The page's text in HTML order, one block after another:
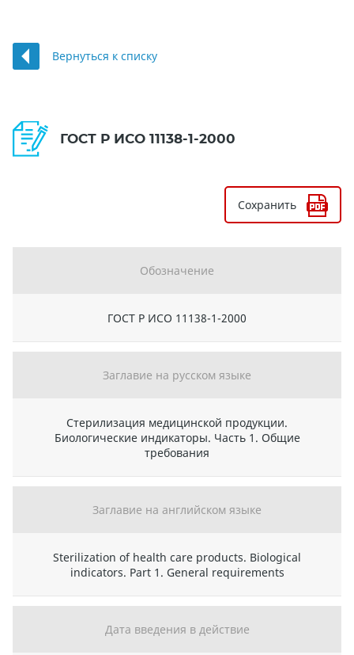
Вернуться к списку
ГОСТ Р ИСО 11138-1-2000
Сохранить
Обозначение
ГОСТ Р ИСО 11138-1-2000
Заглавие на русском языке
Стерилизация медицинской продукции.
Биологические индикаторы. Часть 1. Общие
требования
Заглавие на английском языке
Sterilization of health care products. Biological
indicators. Part 1. General requirements
Дата введения в действие